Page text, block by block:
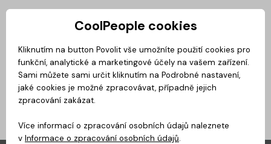
Privátní zóna
Magazín BusinessClass CoolMovie CoolDialog Podcast
CoolPeople cookies
Kliknutím na button Povolit vše umožníte použití cookies pro
funkční, analytické a marketingové účely na vašem zařízení.
Sami můžete sami určit kliknutím na Podrobné nastavení,
jaké cookies je možné zpracovávat, případně jejich
zpracování zakázat.
Více informací o zpracování osobních údajů naleznete
v Informace o zpracování osobních údajů.